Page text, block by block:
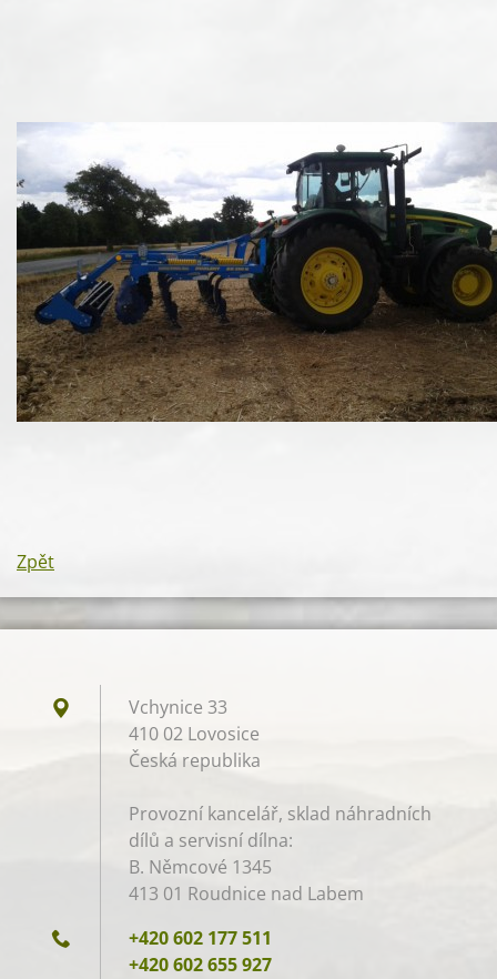
Zpět
Vchynice 33
410 02 Lovosice
Česká republika
Provozní kancelář, sklad náhradních
dílů a servisní dílna:
B. Němcové 1345
413 01 Roudnice nad Labem
+420 602 177 511
+420 602 655 927